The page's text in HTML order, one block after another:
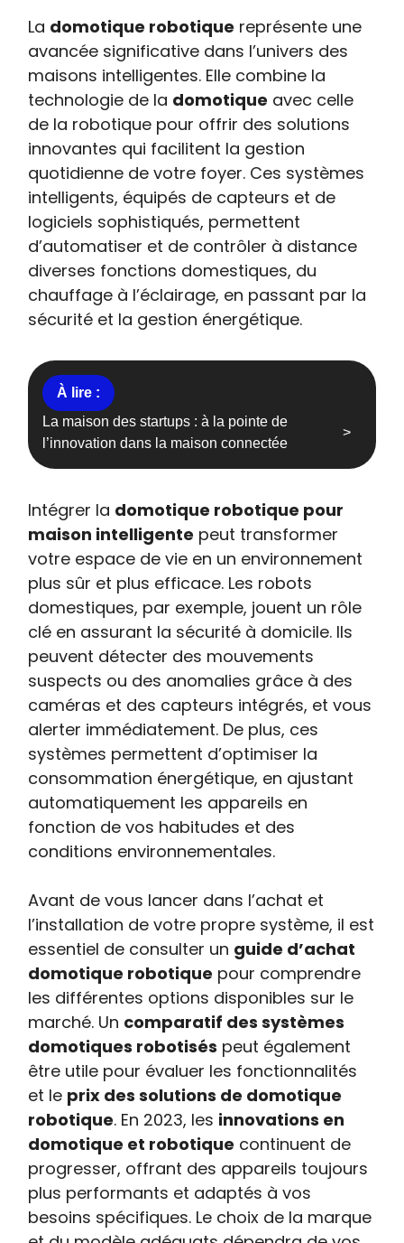
La domotique robotique représente une
avancée significative dans l’univers des
maisons intelligentes. Elle combine la
technologie de la domotique avec celle
de la robotique pour offrir des solutions
innovantes qui facilitent la gestion
quotidienne de votre foyer. Ces systèmes
intelligents, équipés de capteurs et de
logiciels sophistiqués, permettent
d’automatiser et de contrôler à distance
diverses fonctions domestiques, du
chauffage à l’éclairage, en passant par la
sécurité et la gestion énergétique.
La maison des startups : à la pointe de
l’innovation dans la maison connectée
Intégrer la domotique robotique pour
maison intelligente peut transformer
votre espace de vie en un environnement
plus sûr et plus efficace. Les robots
domestiques, par exemple, jouent un rôle
clé en assurant la sécurité à domicile. Ils
peuvent détecter des mouvements
suspects ou des anomalies grâce à des
caméras et des capteurs intégrés, et vous
alerter immédiatement. De plus, ces
systèmes permettent d’optimiser la
consommation énergétique, en ajustant
automatiquement les appareils en
fonction de vos habitudes et des
conditions environnementales.
Avant de vous lancer dans l’achat et
l’installation de votre propre système, il est
essentiel de consulter un guide d’achat
domotique robotique pour comprendre
les différentes options disponibles sur le
marché. Un comparatif des systèmes
domotiques robotisés peut également
être utile pour évaluer les fonctionnalités
et le prix des solutions de domotique
robotique. En 2023, les innovations en
domotique et robotique continuent de
progresser, offrant des appareils toujours
plus performants et adaptés à vos
besoins spécifiques. Le choix de la marque